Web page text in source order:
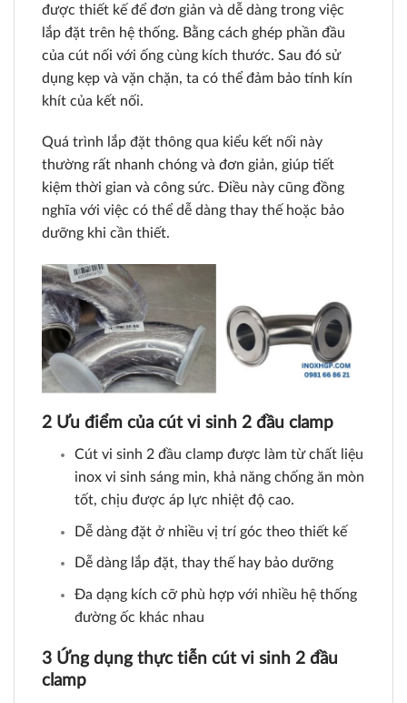
được thiết kế để đơn giản và dễ dàng trong việc
lắp đặt trên hệ thống. Bằng cách ghép phần đầu
của cút nối với ống cùng kích thước. Sau đó sử
dụng kẹp và vặn chặn, ta có thể đảm bảo tính kín
khít của kết nối.
Quá trình lắp đặt thông qua kiểu kết nối này
thường rất nhanh chóng và đơn giản, giúp tiết
kiệm thời gian và công sức. Điều này cũng đồng
nghĩa với việc có thể dễ dàng thay thế hoặc bảo
dưỡng khi cần thiết.
2 Ưu điểm của cút vi sinh 2 đầu clamp
Cút vi sinh 2 đầu clamp được làm từ chất liệu
inox vi sinh sáng min, khả năng chống ăn mòn
tốt, chịu được áp lực nhiệt độ cao.
Dễ dàng đặt ở nhiều vị trí góc theo thiết kế
Dễ dàng lắp đặt, thay thế hay bảo dưỡng
Đa dạng kích cỡ phù hợp với nhiều hệ thống
đường ốc khác nhau
3 Ứng dụng thực tiễn cút vi sinh 2 đầu
clamp